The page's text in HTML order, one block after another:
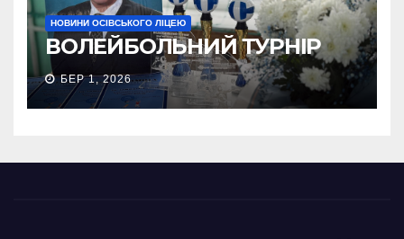
НОВИНИ ОСІВСЬКОГО ЛІЦЕЮ
ВОЛЕЙБОЛЬНИЙ ТУРНІР
БЕР 1, 2026